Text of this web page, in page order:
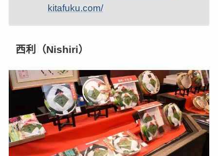
kitafuku.com/
西利（Nishiri）